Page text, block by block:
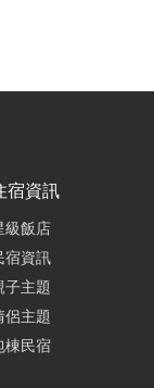
宿資訊
級飯店
宿資訊
子主題
侶主題
棟民宿